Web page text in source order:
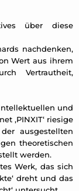
über diese
nachdenken,
Wert aus ihrem
Vertrautheit,
und
,PINXIT‘ riesige
ausgestellten
theoretischen
werden.
Werk, das sich
dreht und das